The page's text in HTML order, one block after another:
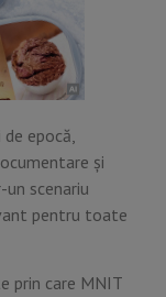
epocă,
și
scenariu
pentru toate
prin care MNIT